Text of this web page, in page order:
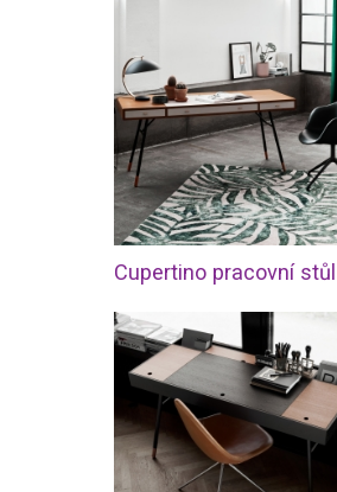
Cupertino pracovní stůl